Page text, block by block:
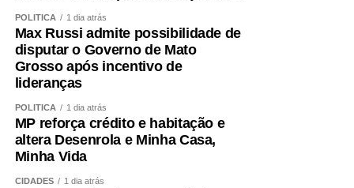
regulados das UPAs permite que essas unidades
continuem atendendo novos casos de urgência e
emergência. Contamos com equipes preparadas,
protocolos bem estabelecidos e uma estrutura capaz de
atender desde casos clínicos até situações de alta
complexidade, como politrauma, queimados e cirurgias
especializadas. Os resultados de maio e junho
demonstram que estamos cumprindo essa missão com
eficiência”, concluiu.
POLÍTICA 1 dia atrás
Max Russi admite possibilidade de
disputar o Governo de Mato
Grosso após incentivo de
lideranças
POLÍTICA 1 dia atrás
MP reforça crédito e habitação e
altera Desenrola e Minha Casa,
Minha Vida
CIDADES 1 dia atrás